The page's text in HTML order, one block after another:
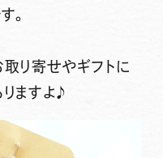
。
り寄せやギフトに
りますよ♪